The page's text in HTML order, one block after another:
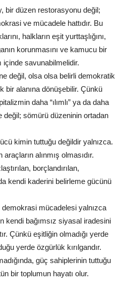
bir düzen restorasyonu değil;
ve mücadele hattıdır. Bu
halkların eşit yurttaşlığını,
korunmasını ve kamucu bir
içinde savunabilmelidir.
değil, olsa olsa belirli demokratik
bir alanına dönüşebilir. Çünkü
daha “ılımlı” ya da daha
değil; sömürü düzeninin ortadan
kimin tuttuğu değildir yalnızca.
alınmış olmasıdır.
borçlandırılan,
kendi kaderini belirleme gücünü
mücadelesi yalnızca
kendi bağımsız siyasal iradesini
Çünkü eşitliğin olmadığı yerde
yerde özgürlük kırılgandır.
güç sahiplerinin tuttuğu
bir toplumun hayatı olur.